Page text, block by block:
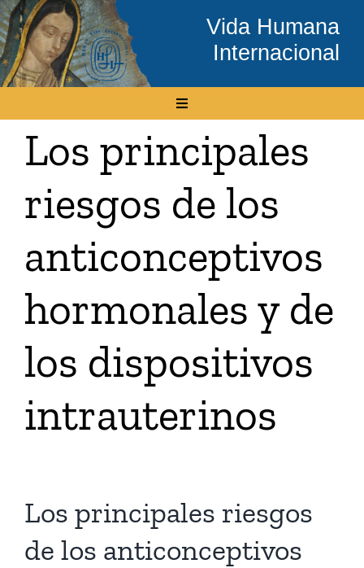
Skip
to
content
Vida Humana
Internacional
Toggle
Inicio
Conócenos
Temas
Boletín Electrónico
Media
Tienda Virtual
Cómo Donar
Los principales
riesgos de los
anticonceptivos
hormonales y de
los dispositivos
intrauterinos
Los principales riesgos
de los anticonceptivos